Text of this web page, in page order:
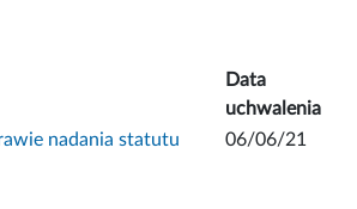
Data
uchwalenia
nadania statutu
06/06/21